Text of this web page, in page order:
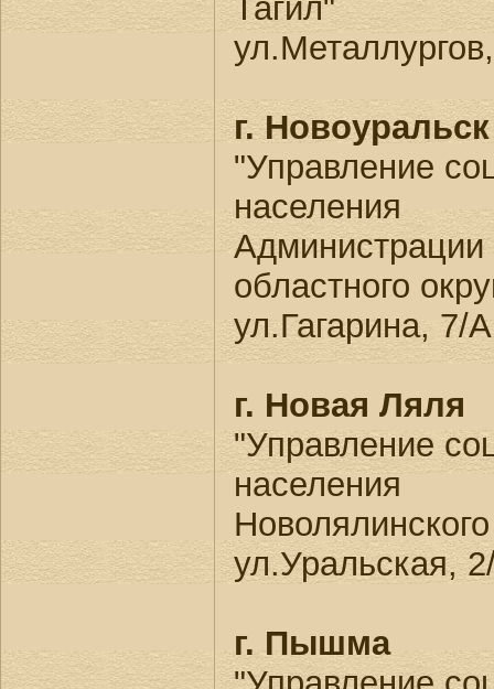
Тагил"
г. Новоуральск
"Управление
населения
Администрации
областного
ул.Гагарина, 7/А
г. Новая Ляля
"Управление
населения
ул.Уральская,
г. Пышма